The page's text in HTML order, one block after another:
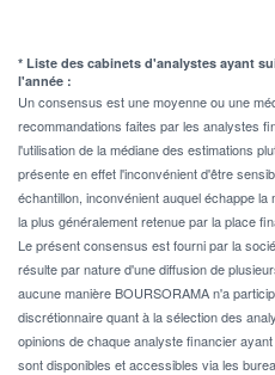
* Liste des cabinets d'analystes ayant
l'année :
Un consensus est une moyenne ou une
recommandations faites par les analystes
l'utilisation de la médiane des estimations
présente en effet l'inconvénient d'être
échantillon, inconvénient auquel échappe
la plus généralement retenue par la place
Le présent consensus est fourni par la
résulte par nature d'une diffusion de
aucune manière BOURSORAMA n'a
discrétionnaire quant à la sélection des
opinions de chaque analyste financier
sont disponibles et accessibles via les